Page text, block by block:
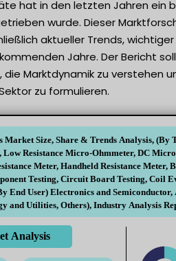
hat in den letzten Jahren ein
wurde. Dieser
aktueller Trends,
Jahre. Der Bericht
Marktdynamik zu verstehen
zu formulieren.